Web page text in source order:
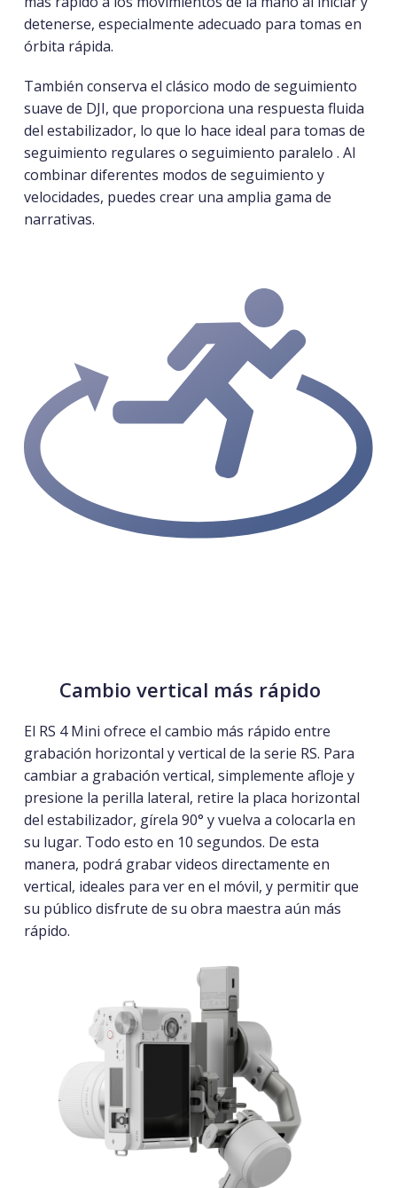
detenerse, especialmente adecuado para tomas en
órbita rápida.
También conserva el clásico modo de seguimiento
suave de DJI, que proporciona una respuesta fluida
del estabilizador, lo que lo hace ideal para tomas de
seguimiento regulares o seguimiento paralelo . Al
combinar diferentes modos de seguimiento y
velocidades, puedes crear una amplia gama de
narrativas.
Cambio vertical más rápido
El RS 4 Mini ofrece el cambio más rápido entre
grabación horizontal y vertical de la serie RS. Para
cambiar a grabación vertical, simplemente afloje y
presione la perilla lateral, retire la placa horizontal
del estabilizador, gírela 90° y vuelva a colocarla en
su lugar. Todo esto en 10 segundos. De esta
manera, podrá grabar videos directamente en
vertical, ideales para ver en el móvil, y permitir que
su público disfrute de su obra maestra aún más
rápido.